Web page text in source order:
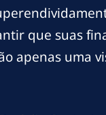
que suas
apenas uma